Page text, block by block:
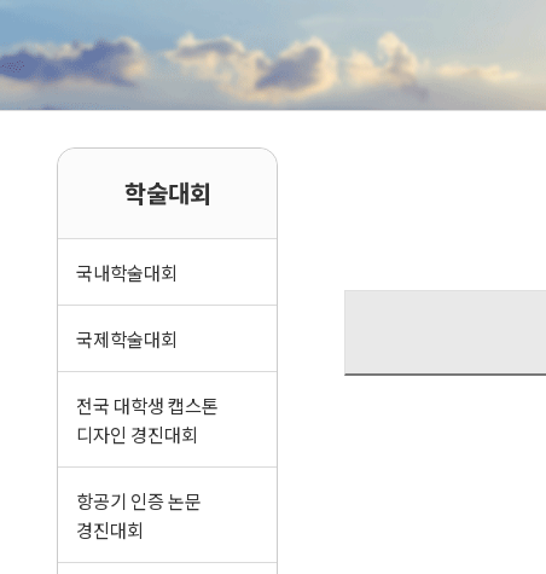
학술대회
국내학술대회
국제학술대회
전국 대학생 캡스톤
디자인 경진대회
항공기 인증 논문
경진대회